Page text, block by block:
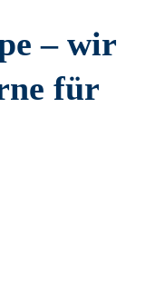
– wir
für